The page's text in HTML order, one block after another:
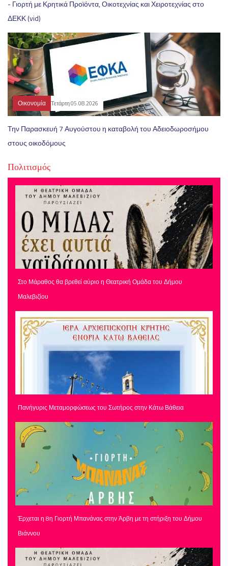
- Γιορτή με Κρητικά Προϊόντα, Οικοτεχνίας και Χειροτεχνίας στο
ΔΕΚΚ (vid)
Οικονομία Τετάρτη 05.08.2026
Την Παρασκευή 7 Αυγούστου η καταβολή του Αδειοδωροσήμου
στους οικοδόμους
Πολιτισμός
Στο Μάραθος θα βρεθεί αύριο η Θεατρική Ομάδα του Δήμου
Μαλεβιζίου
Πανήγυρις Μεταμορφώσεως του Σωτήρος στην Κάτω Βάθεια
Έρχεται η 8η Γιορτή Μπανάνας στην Άρβη με τη στήριξη του Δήμου
Βιάννου